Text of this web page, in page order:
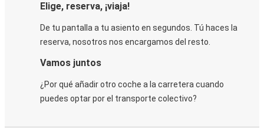
Elige, reserva, ¡viaja!
De tu pantalla a tu asiento en segundos. Tú haces la
reserva, nosotros nos encargamos del resto.
Vamos juntos
¿Por qué añadir otro coche a la carretera cuando
puedes optar por el transporte colectivo?